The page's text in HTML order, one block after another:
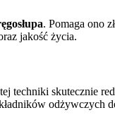
. Pomaga ono
jakość życia.
techniki skutecznie
odżywczych